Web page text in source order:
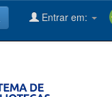
Entrar em: